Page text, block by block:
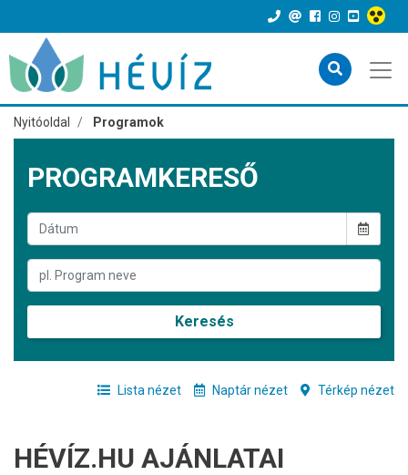
Nyitóoldal Programok
PROGRAMKERESŐ
Keresés
Lista nézet Naptár nézet Térkép nézet
HÉVÍZ.HU AJÁNLATAI